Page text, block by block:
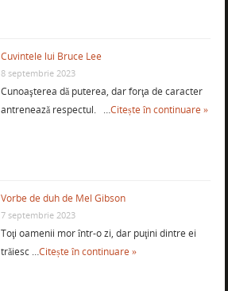
Cuvintele lui Bruce Lee
8 septembrie 2023
Cunoaşterea dă puterea, dar forţa de caracter
antrenează respectul. …Citește în continuare »
Vorbe de duh de Mel Gibson
7 septembrie 2023
Toţi oamenii mor într-o zi, dar puţini dintre ei
trăiesc …Citește în continuare »